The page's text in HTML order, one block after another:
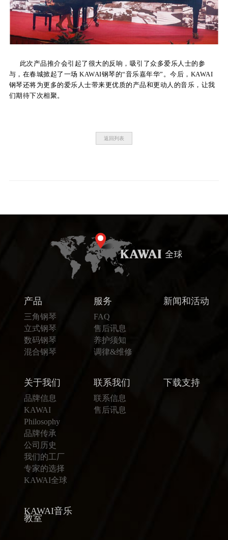
站
此次产品推介会引起了很大的反响，吸引了众多爱乐人士的参
与，在春城掀起了一场 KAWAI钢琴的“音乐嘉年华”。今后，KAWAI
钢琴还将为更多的爱乐人士带来更优质的产品和更动人的音乐，让我
们期待下次相聚。
返回列表
产品
三角钢琴
立式钢琴
数码钢琴
混合钢琴
服务
FAQ
售后讯息
养护须知
调律&维修
新闻和活动
关于我们
品牌信息
KAWAI
Philosophy
品牌传承
公司历史
我们的工厂
专家的选择
KAWAI全球
联系我们
联系信息
售后讯息
下载支持
KAWAI音乐
教室